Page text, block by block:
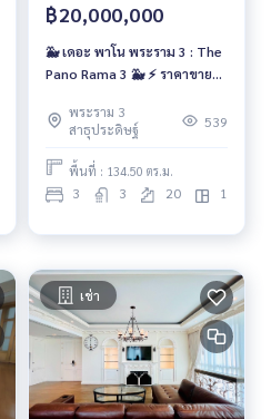
฿20,000,000
🐳 เดอะ พาโน พระราม 3 : The
Pano Rama 3 🐳 ⚡️ ราคาขาย
พระราม 3
สาธุประดิษฐ์
539
พื้นที่ : 134.50 ตร.ม.
3 3 20 1
เช่า